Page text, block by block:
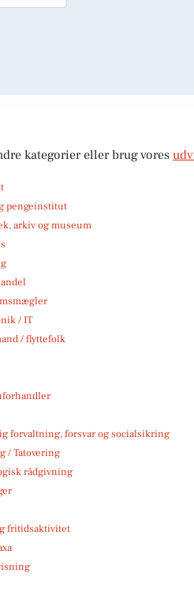
kategorier eller brug vores
pengeinstitut
arkiv og museum
/ IT
/ flyttefolk
forvaltning, forsvar og socialsikring
/ Tatovering
rådgivning
fritidsaktivitet